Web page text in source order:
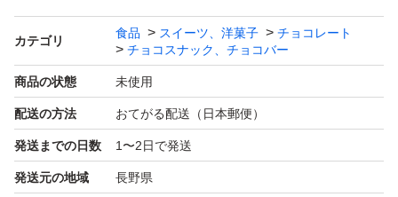
【♪商品内容】
①レーズンチョコ(ミルク)500g×2
2026.10.10
カテゴリ
食品 スイーツ、洋菓子
チョコレート
チョコスナック、チョコバー
商品の状態 未使用
配送の方法 おてがる配送（日本郵便）
発送までの日数 1〜2日で発送
発送元の地域 長野県